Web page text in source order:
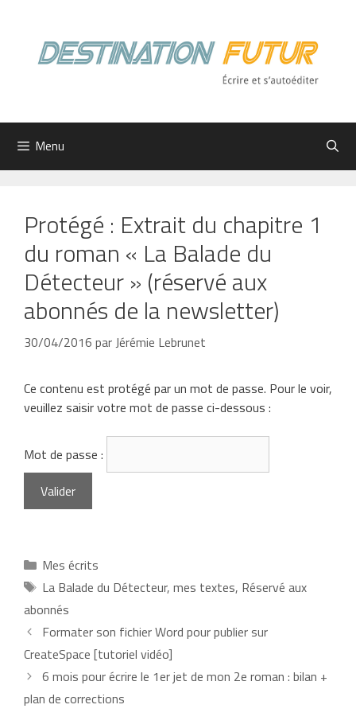
contenu
Menu
Protégé : Extrait du chapitre 1
du roman « La Balade du
Détecteur » (réservé aux
abonnés de la newsletter)
30/04/2016 par Jérémie Lebrunet
Ce contenu est protégé par un mot de passe. Pour le voir,
veuillez saisir votre mot de passe ci-dessous :
Mot de passe :
Catégories
Mes écrits
Étiquettes
La Balade du Détecteur, mes textes, Réservé aux
abonnés
Formater son fichier Word pour publier sur
CreateSpace [tutoriel vidéo]
6 mois pour écrire le 1er jet de mon 2e roman : bilan +
plan de corrections